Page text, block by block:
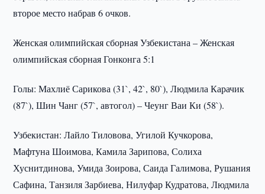
второе место набрав 6 очков.
Женская олимпийская сборная Узбекистана – Женская
олимпийская сборная Гонконга 5:1
Голы: Махлиё Сарикова (31`, 42`, 80`), Людмила Карачик
(87`), Шин Чанг (57`, автогол) – Чеунг Ваи Ки (58`).
Узбекистан: Лайло Тиловова, Угилой Кучкорова,
Мафтуна Шоимова, Камила Зарипова, Солиха
Хуснитдинова, Умида Зоирова, Саида Галимова, Рушания
Сафина, Танзиля Зарбиева, Нилуфар Кудратова, Людмила